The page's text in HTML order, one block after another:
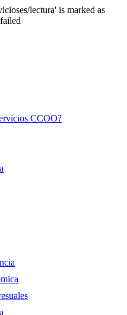
lectura' is marked as
CCOO?